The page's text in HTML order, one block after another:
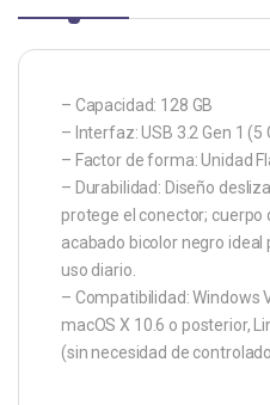
– Capacidad: 128 GB
– Interfaz: USB 3.2 Gen 1 (5
– Factor de forma: Unidad
– Durabilidad: Diseño
protege el conector; cuerpo
acabado bicolor negro
uso diario.
– Compatibilidad: Windows
macOS X 10.6 o posterior,
(sin necesidad de